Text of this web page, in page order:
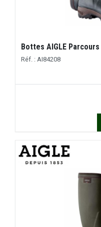
Bottes AIGLE
Réf. : AI84208